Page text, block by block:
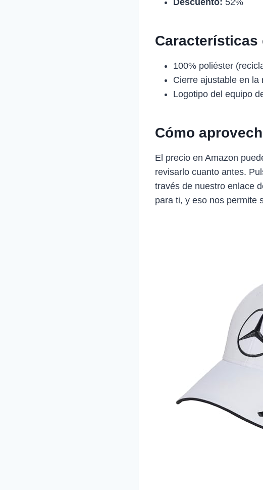
Descuento: 52%
Características
100% poliéster
Cierre ajustable en la
Logotipo del equipo
Cómo
El precio en Amazon
revisarlo cuanto antes.
través de nuestro enlace
para ti, y eso nos permite